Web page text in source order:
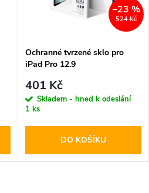
524 Kč
–23 %
Ochranné tvrzené sklo pro
iPad Pro 12.9
DuxDucis, Tempered Glass
401 Kč
Skladem - hned k odeslání
1 ks
DO KOŠÍKU